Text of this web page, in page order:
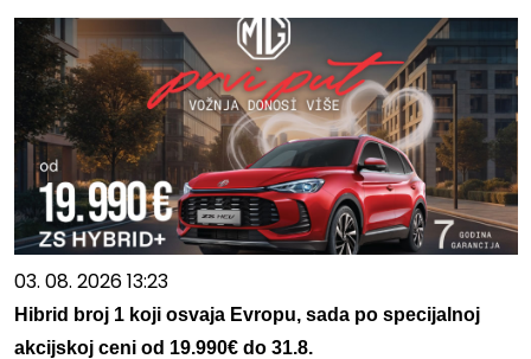
03. 08. 2026 13:23
Hibrid broj 1 koji osvaja Evropu, sada po specijalnoj
akcijskoj ceni od 19.990€ do 31.8.